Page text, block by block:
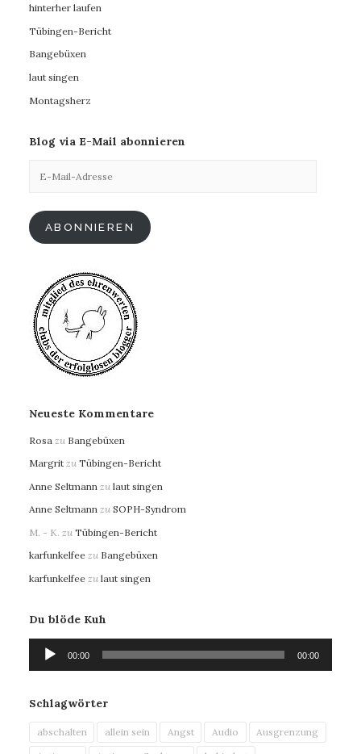
hinterher laufen
Tübingen-Bericht
Bangebüxen
laut singen
Montagsherz
Blog via E-Mail abonnieren
Mail-
ABONNIEREN
Neueste Kommentare
Rosa zu Bangebüxen
Margrit zu Tübingen-Bericht
Anne Seltmann zu laut singen
Anne Seltmann zu SOPH-Syndrom
M. - K. zu Tübingen-Bericht
karfunkelfee zu Bangebüxen
karfunkelfee zu laut singen
Du blöde Kuh
Audio-
Player
00:00 00:00
Schlagwörter
abschalten allein sein Angst Audio
Ausgrenzung